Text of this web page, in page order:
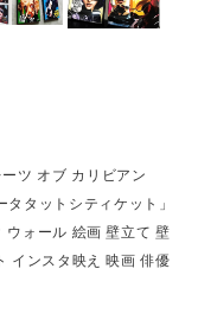
ツ オブ カリビアン
タットシティケット」
ウォール 絵画 壁立て 壁
インスタ映え 映画 俳優